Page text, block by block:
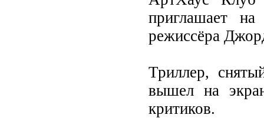
приглашает
режиссёра
Триллер,
вышел на
критиков.